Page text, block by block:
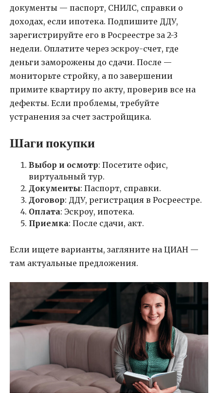
документы — паспорт, СНИЛС, справки о
доходах, если ипотека. Подпишите ДДУ,
зарегистрируйте его в Росреестре за 2-3
недели. Оплатите через эскроу-счет, где
деньги заморожены до сдачи. После —
мониторьте стройку, а по завершении
примите квартиру по акту, проверив все на
дефекты. Если проблемы, требуйте
устранения за счет застройщика.
Шаги покупки
Выбор и осмотр: Посетите офис,
виртуальный тур.
Документы: Паспорт, справки.
Договор: ДДУ, регистрация в Росреестре.
Оплата: Эскроу, ипотека.
Приемка: После сдачи, акт.
Если ищете варианты, загляните на ЦИАН —
там актуальные предложения.